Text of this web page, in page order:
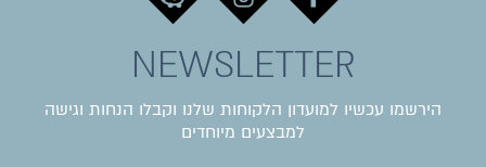
NEWSLETTER
הירשמו עכשיו למועדון הלקוחות שלנו וקבלו הנחות וגישה
למבצעים מיוחדים